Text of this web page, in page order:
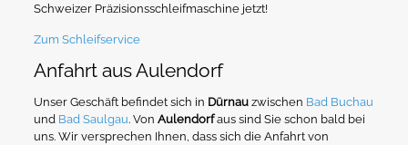
Schweizer Präzisionsschleifmaschine jetzt!
Zum Schleifservice
Anfahrt aus Aulendorf
Unser Geschäft befindet sich in Dürnauzwischen Bad Buchau
und Bad Saulgau. Von Aulendorfaus sind Sie schon bald bei
uns. Wir versprechen Ihnen, dass sich die Anfahrt von